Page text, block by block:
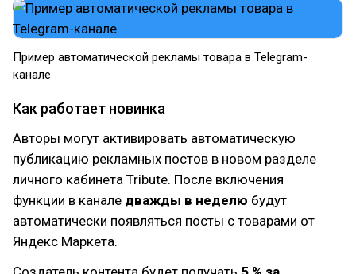
Пример автоматической рекламы товара в Telegram-
канале
Как работает новинка
Авторы могут активировать автоматическую
публикацию рекламных постов в новом разделе
личного кабинета Tribute. После включения
функции в канале дважды в неделю будут
автоматически появляться посты с товарами от
Яндекс Маркета.